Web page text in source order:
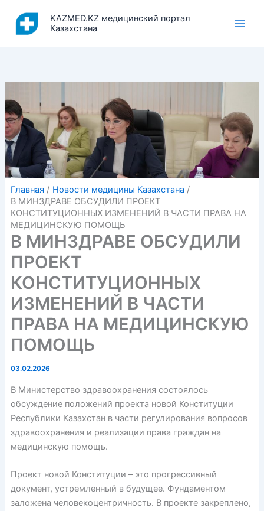
содержимому
KAZMED.KZ медицинский портал
Казахстана
Главная
Новости медицины Казахстана
В МИНЗДРАВЕ ОБСУДИЛИ ПРОЕКТ
КОНСТИТУЦИОННЫХ ИЗМЕНЕНИЙ В ЧАСТИ ПРАВА НА
МЕДИЦИНСКУЮ ПОМОЩЬ
В МИНЗДРАВЕ ОБСУДИЛИ
ПРОЕКТ
КОНСТИТУЦИОННЫХ
ИЗМЕНЕНИЙ В ЧАСТИ
ПРАВА НА МЕДИЦИНСКУЮ
ПОМОЩЬ
03.02.2026
В Министерство здравоохранения состоялось
обсуждение положений проекта новой Конституции
Республики Казахстан в части регулирования вопросов
здравоохранения и реализации права граждан на
медицинскую помощь.
Проект новой Конституции – это ⁠прогрессивный
документ, устремленный в будущее. Фундаментом
заложена человекоцентричность. В проекте закреплено,